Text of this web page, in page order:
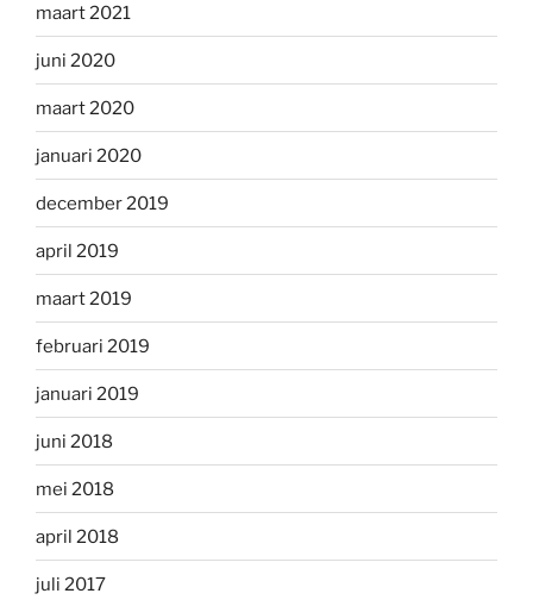
maart 2021
juni 2020
maart 2020
januari 2020
december 2019
april 2019
maart 2019
februari 2019
januari 2019
juni 2018
mei 2018
april 2018
juli 2017